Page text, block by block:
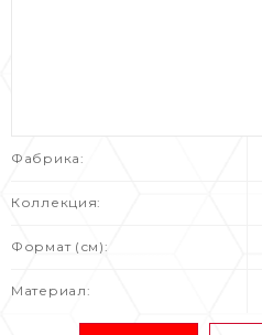
Фабрика:
Коллекция:
Формат (см):
Материал: